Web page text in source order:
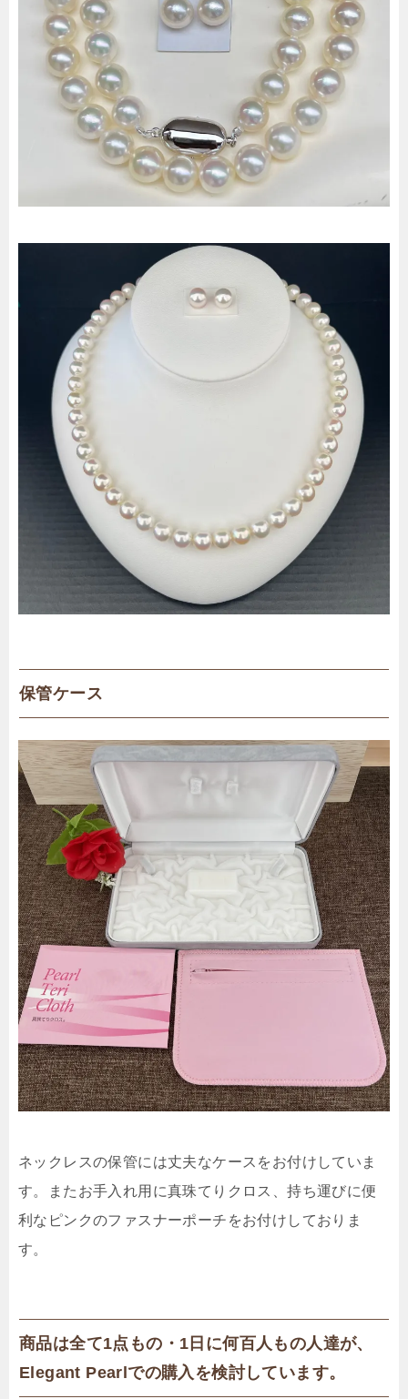
保管ケース
ネックレスの保管には丈夫なケースをお付けしていま
す。またお手入れ用に真珠てりクロス、持ち運びに便
利なピンクのファスナーポーチをお付けしておりま
す。
商品は全て1点もの・1日に何百人もの人達が、
Elegant Pearlでの購入を検討しています。